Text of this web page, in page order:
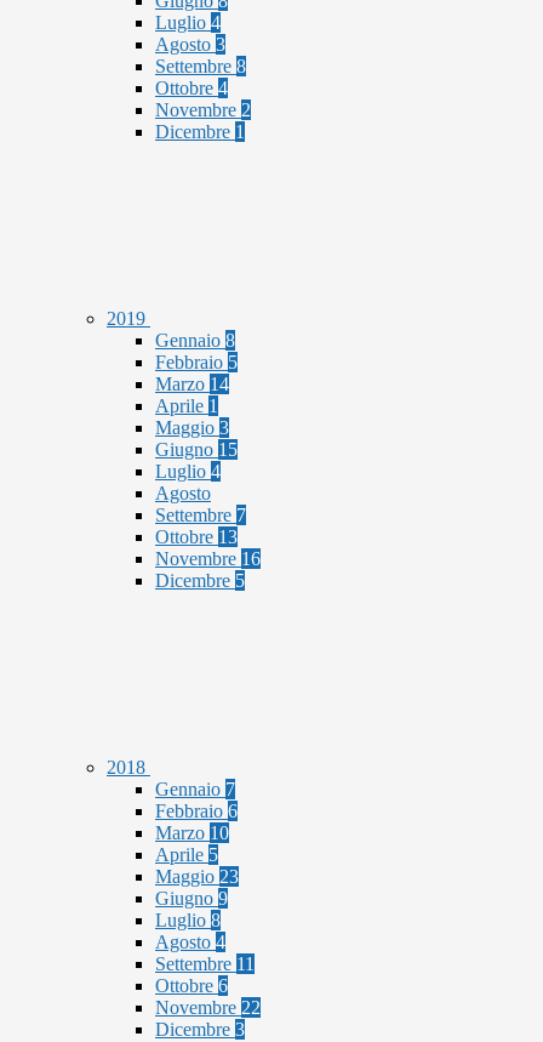
Luglio 4
Agosto 3
Settembre 8
Ottobre 4
Novembre 2
Dicembre 1
2019
Gennaio 8
Febbraio 5
Marzo 14
Aprile 1
Maggio 3
Giugno 15
Luglio 4
Agosto
Settembre 7
Ottobre 13
Novembre 16
Dicembre 5
2018
Gennaio 7
Febbraio 6
Marzo 10
Aprile 5
Maggio 23
Giugno 9
Luglio 8
Agosto 4
Settembre 11
Ottobre 6
Novembre 22
Dicembre 3